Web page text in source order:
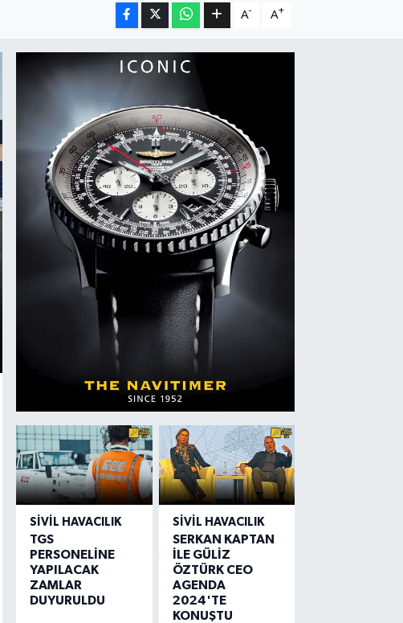
A- A+
SIVIL HAVACILIK
TGS
PERSONELİNE
YAPILACAK
ZAMLAR
DUYURULDU
SIVIL HAVACILIK
SERKAN KAPTAN
İLE GÜLİZ
ÖZTÜRK CEO
AGENDA
2024'TE
KONUŞTU